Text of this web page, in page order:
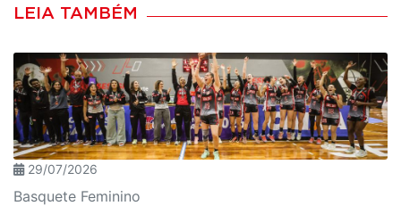
LEIA TAMBÉM
29/07/2026
Basquete Feminino